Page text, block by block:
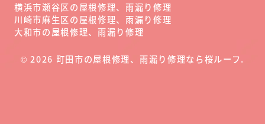
横浜市瀬谷区の屋根修理、雨漏り修理
川崎市麻生区の屋根修理、雨漏り修理
大和市の屋根修理、雨漏り修理
©2026 町田市の屋根修理、雨漏り修理なら桜ルーフ.